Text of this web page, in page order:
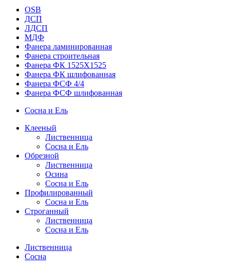
OSB
ДСП
ЛДСП
МДФ
Фанера ламинированная
Фанера строительная
Фанера ФК 1525Х1525
Фанера ФК шлифованная
Фанера ФСФ 4/4
Фанера ФСФ шлифованная
Сосна и Ель
Клееный
Лиственница
Сосна и Ель
Обрезной
Лиственница
Осина
Сосна и Ель
Профилированный
Сосна и Ель
Строганный
Лиственница
Сосна и Ель
Лиственница
Сосна